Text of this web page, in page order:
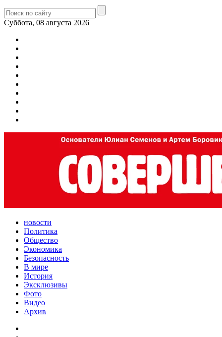
Суббота, 08 августа 2026
новости
Политика
Общество
Экономика
Безопасность
В мире
История
Эксклюзивы
Фото
Видео
Архив